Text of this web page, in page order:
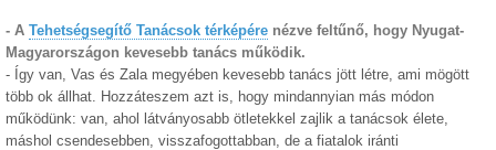
- A Tehetségsegítő Tanácsok térképére nézve feltűnő, hogy Nyugat-
Magyarországon kevesebb tanács működik.
- Így van, Vas és Zala megyében kevesebb tanács jött létre, ami mögött
több ok állhat. Hozzáteszem azt is, hogy mindannyian más módon
működünk: van, ahol látványosabb ötletekkel zajlik a tanácsok élete,
máshol csendesebben, visszafogottabban, de a fiatalok iránti